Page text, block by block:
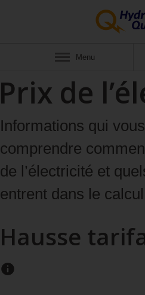
Afficher
Menu
de
Informations qui
comprendre
de l’électricité et
entrent dans le
Hausse